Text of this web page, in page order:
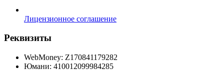
Лицензионное соглашение
Реквизиты
WebMoney: Z170841179282
Юмани: 410012099984285